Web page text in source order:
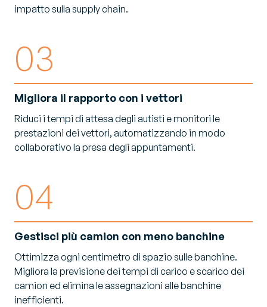
impatto sulla supply chain.
03
Migliora il rapporto con i vettori
Riduci i tempi di attesa degli autisti e monitori le
prestazioni dei vettori, automatizzando in modo
collaborativo la presa degli appuntamenti.
04
Gestisci più camion con meno banchine
Ottimizza ogni centimetro di spazio sulle banchine.
Migliora la previsione dei tempi di carico e scarico dei
camion ed elimina le assegnazioni alle banchine
inefficienti.